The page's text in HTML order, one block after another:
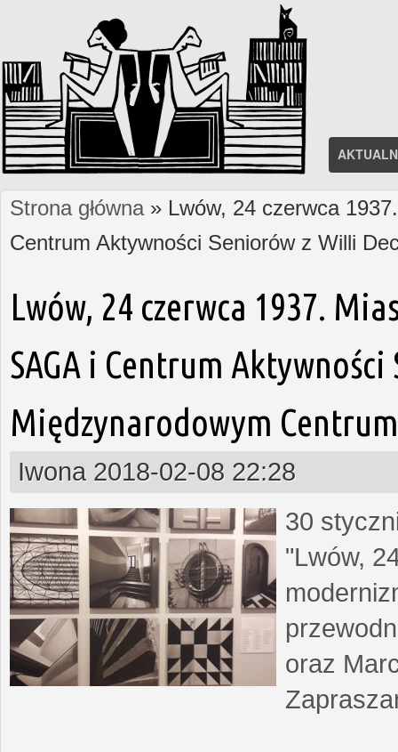
Jesteś tutaj
Strona główna» Lwów, 24 czerwca
Centrum Aktywności Seniorów z Willi
Lwów, 24 czerwca 1937.
SAGA i Centrum
Międzynarodowym
Iwona 2018-02-08 22:28
30
"Lwów,
oraz